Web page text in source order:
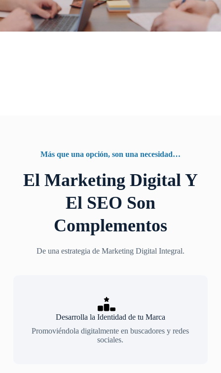
Más que una opción, son una necesidad…
El Marketing Digital Y
El SEO Son
Complementos
De una estrategia de Marketing Digital Integral.
Desarrolla la Identidad de tu Marca
Promoviéndola digitalmente en buscadores y redes
sociales.